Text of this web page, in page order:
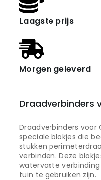
Laagste prijs
Morgen geleverd
Draadverbinders
Draadverbinders voor
speciale blokjes die
stukken
verbinden. Deze
watervaste
tuin te gebruiken zijn.